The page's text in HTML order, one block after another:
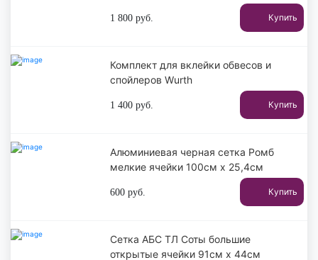
1 800 руб. Купить
Комплект для вклейки обвесов и
спойлеров Wurth
1 400 руб. Купить
Алюминиевая черная сетка Ромб
мелкие ячейки 100см х 25,4см
600 руб. Купить
Сетка АБС ТЛ Соты большие
открытые ячейки 91см х 44см